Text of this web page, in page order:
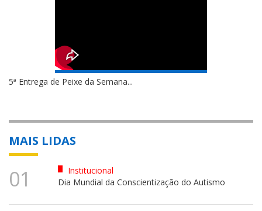
5ª Entrega de Peixe da Semana...
MAIS LIDAS
01
Institucional
Dia Mundial da Conscientização do Autismo